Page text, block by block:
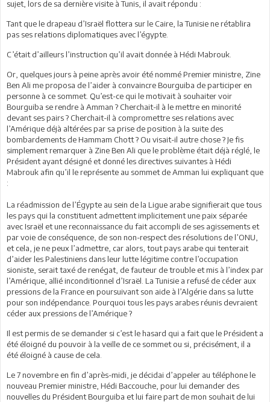
sujet, lors de sa dernière visite à Tunis, il avait répondu :
Tant que le drapeau d’Israël flottera sur le Caire, la Tunisie ne rétablira
pas ses relations diplomatiques avec l’égypte.
C’était d’ailleurs l’instruction qu’il avait donnée à Hédi Mabrouk.
Or, quelques jours à peine après avoir été nommé Premier ministre, Zine
Ben Ali me proposa de l’aider à convaincre Bourguiba de participer en
personne à ce sommet. Qu’est-ce qui le motivait à souhaiter voir
Bourguiba se rendre à Amman ? Cherchait-il à le mettre en minorité
devant ses pairs ? Cherchait-il à compromettre ses relations avec
l’Amérique déjà altérées par sa prise de position à la suite des
bombardements de Hammam Chott ? Ou visait-il autre chose ? Je fis
simplement remarquer à Zine Ben Ali que le problème était déjà réglé, le
Président ayant désigné et donné les directives suivantes à Hédi
Mabrouk afin qu’il le représente au sommet de Amman lui expliquant que
:
La réadmission de l’Égypte au sein de la Ligue arabe signifierait que tous
les pays qui la constituent admettent implicitement une paix séparée
avec Israël et une reconnaissance du fait accompli de ses agissements et
par voie de conséquence, de son non-respect des résolutions de l’ONU,
et cela, je ne peux l’admettre, car alors, tout pays arabe qui tenterait
d’aider les Palestiniens dans leur lutte légitime contre l’occupation
sioniste, serait taxé de renégat, de fauteur de trouble et mis à l’index par
l’Amérique, allié inconditionnel d’Israël. La Tunisie a refusé de céder aux
pressions de la France en poursuivant son aide à l’Algérie dans sa lutte
pour son indépendance. Pourquoi tous les pays arabes réunis devraient
céder aux pressions de l’Amérique ?
Il est permis de se demander si c’est le hasard qui a fait que le Président a
été éloigné du pouvoir à la veille de ce sommet ou si, précisément, il a
été éloigné à cause de cela.
Le 7 novembre en fin d’après-midi, je décidai d’appeler au téléphone le
nouveau Premier ministre, Hédi Baccouche, pour lui demander des
nouvelles du Président Bourguiba et lui faire part de mon souhait de lui